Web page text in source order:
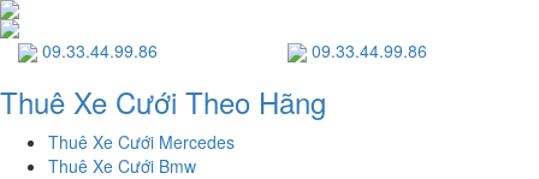
09.33.44.99.86 09.33.44.99.86
Thuê Xe Cưới Theo Hãng
Thuê Xe Cưới Mercedes
Thuê Xe Cưới Bmw